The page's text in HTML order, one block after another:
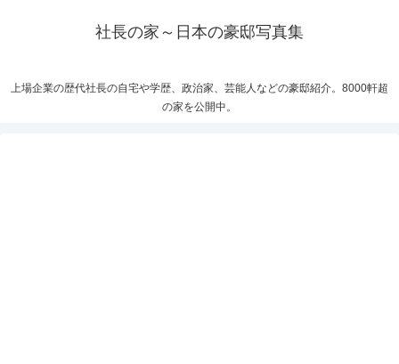
社長の家～日本の豪邸写真集
上場企業の歴代社長の自宅や学歴、政治家、芸能人などの豪邸紹介。8000軒超
の家を公開中。